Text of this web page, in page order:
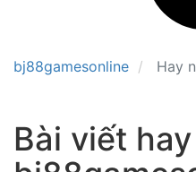
bj88gamesonline Hay
Bài viết